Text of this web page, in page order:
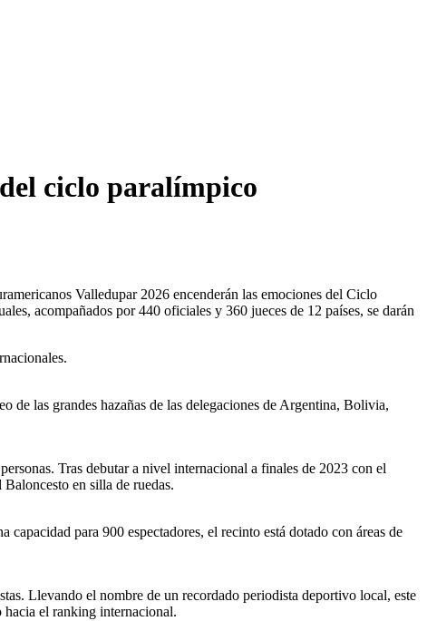
ciclo paralímpico
Valledupar 2026 encenderán las emociones del Ciclo
acompañados por 440 oficiales y 360 jueces de 12 países, se darán
de las grandes hazañas de las delegaciones de Argentina, Bolivia,
Tras debutar a nivel internacional a finales de 2023 con el
en silla de ruedas.
para 900 espectadores, el recinto está dotado con áreas de
Llevando el nombre de un recordado periodista deportivo local, este
hacia el ranking internacional.